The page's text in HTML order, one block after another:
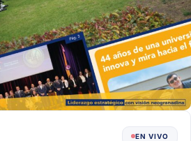
EN VIVO